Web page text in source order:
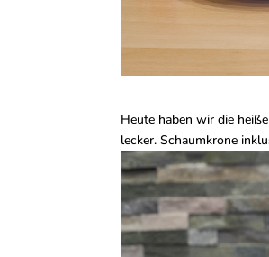
Heute haben wir die
lecker. Schaumkrone